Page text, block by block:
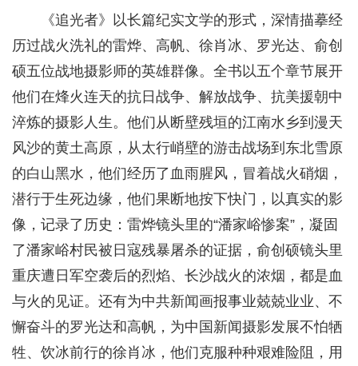
《追光者》以长篇纪实文学的形式，深情描摹经
历过战火洗礼的雷烨、高帆、徐肖冰、罗光达、俞创
硕五位战地摄影师的英雄群像。全书以五个章节展开
他们在烽火连天的抗日战争、解放战争、抗美援朝中
淬炼的摄影人生。他们从断壁残垣的江南水乡到漫天
风沙的黄土高原，从太行峭壁的游击战场到东北雪原
的白山黑水，他们经历了血雨腥风，冒着战火硝烟，
潜行于生死边缘，他们果断地按下快门，以真实的影
像，记录了历史：雷烨镜头里的“潘家峪惨案”，凝固
了潘家峪村民被日寇残暴屠杀的证据，俞创硕镜头里
重庆遭日军空袭后的烈焰、长沙战火的浓烟，都是血
与火的见证。还有为中共新闻画报事业兢兢业业、不
懈奋斗的罗光达和高帆，为中国新闻摄影发展不怕牺
牲、饮冰前行的徐肖冰，他们克服种种艰难险阻，用